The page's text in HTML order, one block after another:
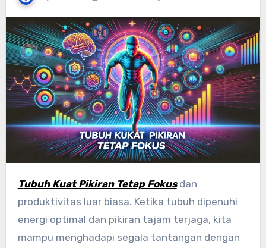
Tubuh Kuat Pikiran Tetap Fokus dan
produktivitas luar biasa. Ketika tubuh dipenuhi
energi optimal dan pikiran tajam terjaga, kita
mampu menghadapi segala tantangan dengan